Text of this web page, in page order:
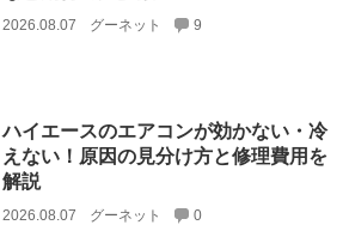
2026.08.07 グーネット 9
ハイエースのエアコンが効かない・冷
えない！原因の見分け方と修理費用を
解説
2026.08.07 グーネット 0